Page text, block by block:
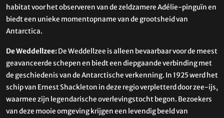
habitat voor het observeren van de zeldzamere Adélie-pinguïn en
biedt een unieke momentopname van de grootsheid van
Antarctica.
De Weddellzee:De Weddellzee is alleen bevaarbaar voor de meest
geavanceerde schepen en biedt een diepgaande verbinding met
de geschiedenis van de Antarctische verkenning. In 1925 werd het
schip van Ernest Shackleton in deze regio verpletterd door zee-ijs,
waarmee zijn legendarische overlevingstocht begon. Bezoekers
van deze mooie omgeving krijgen een levendig beeld van